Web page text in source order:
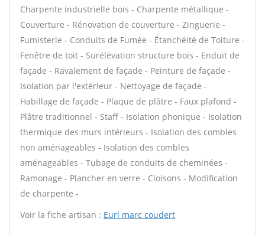
Charpente industrielle bois - Charpente métallique -
Couverture - Rénovation de couverture - Zinguerie -
Fumisterie - Conduits de Fumée - Étanchéité de Toiture -
Fenêtre de toit - Surélévation structure bois - Enduit de
façade - Ravalement de façade - Peinture de façade -
Isolation par l'extérieur - Nettoyage de façade -
Habillage de façade - Plaque de plâtre - Faux plafond -
Plâtre traditionnel - Staff - Isolation phonique - Isolation
thermique des murs intérieurs - Isolation des combles
non aménageables - Isolation des combles
aménageables - Tubage de conduits de cheminées -
Ramonage - Plancher en verre - Cloisons - Modification
de charpente -
Voir la fiche artisan : Eurl marc coudert